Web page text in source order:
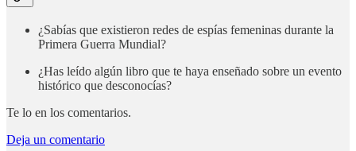
¿Sabías que existieron redes de espías femeninas durante la
Primera Guerra Mundial?
¿Has leído algún libro que te haya enseñado sobre un evento
histórico que desconocías?
Te lo en los comentarios.
Deja un comentario